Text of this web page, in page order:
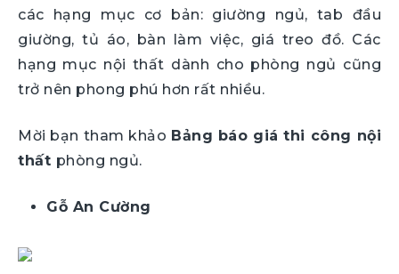
các hạng mục cơ bản: giường ngủ, tab đầu
giường, tủ áo, bàn làm việc, giá treo đồ. Các
hạng mục nội thất dành cho phòng ngủ cũng
trở nên phong phú hơn rất nhiều.
Mời bạn tham khảo Bảng báo giá thi công nội
thất phòng ngủ.
Gỗ An Cường